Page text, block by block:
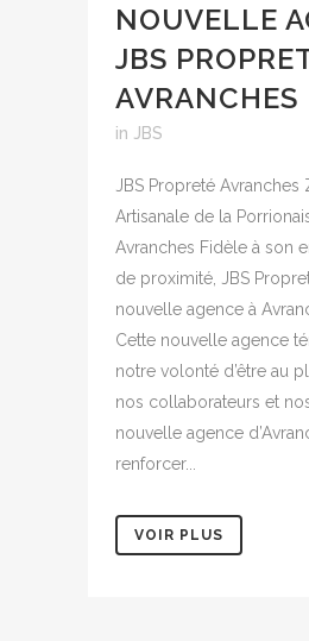
NOUVELLE
JBS
AVRANCHES
in JBS
JBS Propreté Avranches
Artisanale de la
Avranches Fidèle à son
de proximité, JBS
nouvelle agence à
Cette nouvelle agence
notre volonté d’être au
nos collaborateurs et
nouvelle agence
renforcer...
VOIR PLUS